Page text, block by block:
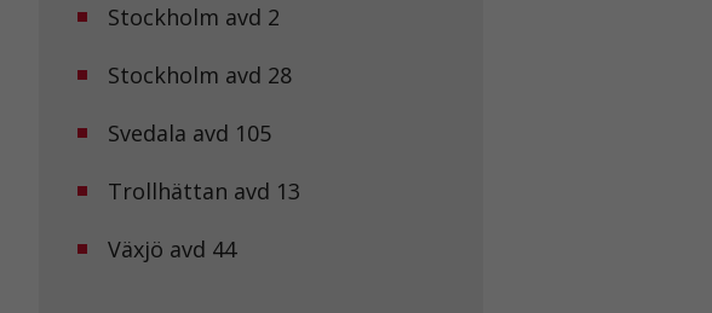
Stockholm avd 2
Stockholm avd 28
Svedala avd 105
Trollhättan avd 13
Växjö avd 44